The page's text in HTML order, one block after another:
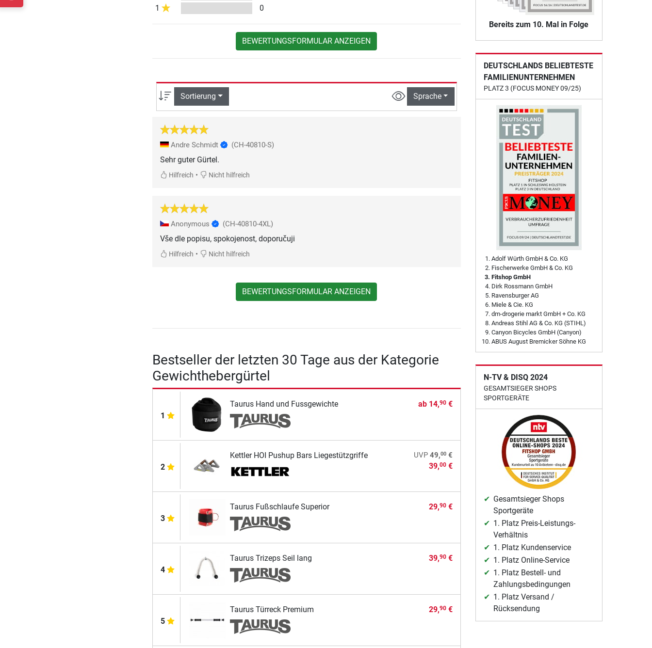
1
0
BEWERTUNGSFORMULAR ANZEIGEN
Sortierung Sprache
Andre Schmidt (CH-40810-S)
Sehr guter Gürtel.
Hilfreich • Nicht hilfreich
Anonymous (CH-40810-4XL)
Vše dle popisu, spokojenost, doporučuji
Hilfreich • Nicht hilfreich
BEWERTUNGSFORMULAR ANZEIGEN
Bestseller der letzten 30 Tage aus der Kategorie
Gewichthebergürtel
1
Taurus Hand und Fussgewichte ab 14,90 €
2
Kettler HOI Pushup Bars Liegestützgriffe UVP 49,00 €
39,00 €
3
Taurus Fußschlaufe Superior 29,90 €
4
Taurus Trizeps Seil lang 39,90 €
5
Taurus Türreck Premium 29,90 €
Bereits zum 10. Mal in Folge
DEUTSCHLANDS BELIEBTESTE
FAMILIENUNTERNEHMEN
PLATZ 3 (FOCUS MONEY 09/25)
Adolf Würth GmbH & Co. KG
Fischerwerke GmbH & Co. KG
Fitshop GmbH
Dirk Rossmann GmbH
Ravensburger AG
Miele & Cie. KG
dm-drogerie markt GmbH + Co. KG
Andreas Stihl AG & Co. KG (STIHL)
Canyon Bicycles GmbH (Canyon)
ABUS August Bremicker Söhne KG
N-TV & DISQ 2024
GESAMTSIEGER SHOPS
SPORTGERÄTE
Gesamtsieger Shops
Sportgeräte
1. Platz Preis-Leistungs-
Verhältnis
1. Platz Kundenservice
1. Platz Online-Service
1. Platz Bestell- und
Zahlungsbedingungen
1. Platz Versand /
Rücksendung